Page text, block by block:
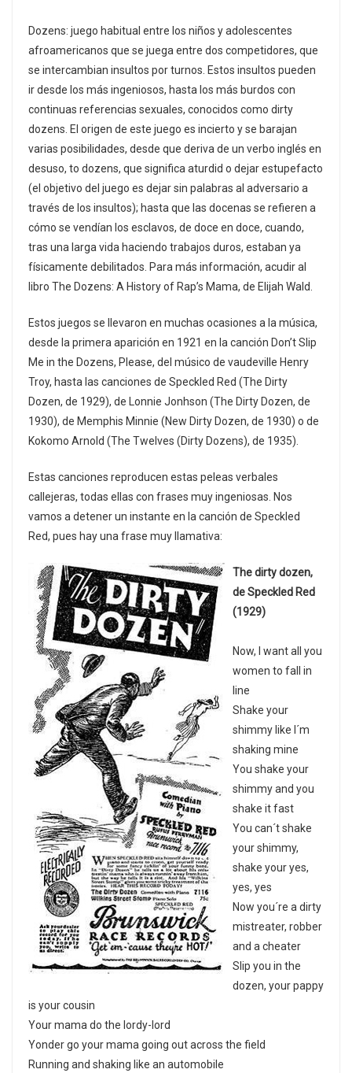
Dozens: juego habitual entre los niños y adolescentes
afroamericanos que se juega entre dos competidores, que
se intercambian insultos por turnos. Estos insultos pueden
ir desde los más ingeniosos, hasta los más burdos con
continuas referencias sexuales, conocidos como dirty
dozens. El origen de este juego es incierto y se barajan
varias posibilidades, desde que deriva de un verbo inglés en
desuso, to dozens, que significa aturdid o dejar estupefacto
(el objetivo del juego es dejar sin palabras al adversario a
través de los insultos); hasta que las docenas se refieren a
cómo se vendían los esclavos, de doce en doce, cuando,
tras una larga vida haciendo trabajos duros, estaban ya
físicamente debilitados. Para más información, acudir al
libro The Dozens: A History of Rap’s Mama, de Elijah Wald.
Estos juegos se llevaron en muchas ocasiones a la música,
desde la primera aparición en 1921 en la canción Don’t Slip
Me in the Dozens, Please, del músico de vaudeville Henry
Troy, hasta las canciones de Speckled Red (The Dirty
Dozen, de 1929), de Lonnie Jonhson (The Dirty Dozen, de
1930), de Memphis Minnie (New Dirty Dozen, de 1930) o de
Kokomo Arnold (The Twelves (Dirty Dozens), de 1935).
Estas canciones reproducen estas peleas verbales
callejeras, todas ellas con frases muy ingeniosas. Nos
vamos a detener un instante en la canción de Speckled
Red, pues hay una frase muy llamativa:
The dirty dozen,
de Speckled Red
(1929)
Now, I want all you
women to fall in
line
Shake your
shimmy like I´m
shaking mine
You shake your
shimmy and you
shake it fast
You can´t shake
your shimmy,
shake your yes,
yes, yes
Now you´re a dirty
mistreater, robber
and a cheater
Slip you in the
dozen, your pappy
is your cousin
Your mama do the lordy-lord
Yonder go your mama going out across the field
Running and shaking like an automobile